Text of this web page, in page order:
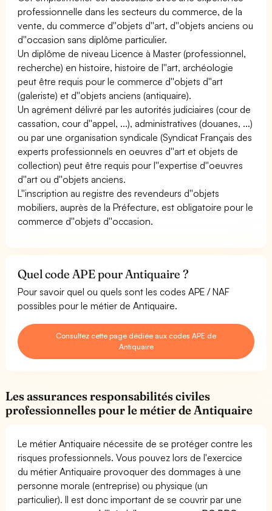
professionnelle dans les secteurs du commerce, de la
vente, du commerce d''objets d''art, d''objets anciens ou
d''occasion sans diplôme particulier.
Un diplôme de niveau Licence à Master (professionnel,
recherche) en histoire, histoire de l''art, archéologie
peut être requis pour le commerce d''objets d''art
(galeriste) et d''objets anciens (antiquaire).
Un agrément délivré par les autorités judiciaires (cour de
cassation, cour d''appel, ...), administratives (douanes, ...)
ou par une organisation syndicale (Syndicat Français des
experts professionnels en oeuvres d''art et objets de
collection) peut être requis pour l''expertise d''oeuvres
d''art ou d''objets anciens.
L''inscription au registre des revendeurs d''objets
mobiliers, auprès de la Préfecture, est obligatoire pour le
commerce d''objets d''occasion.
Quel code APE pour Antiquaire ?
Pour savoir quel ou quels sont les codes APE / NAF
possibles pour le métier de Antiquaire.
Consultez cette page dédiée aux codes APE de
Antiquaire
Les assurances responsabilités civiles
professionnelles pour le métier de Antiquaire
Le métier Antiquaire nécessite de se protéger contre les
risques professionnels. Vous pouvez lors de l'exercice
du métier Antiquaire provoquer des dommages à une
personne morale (entreprise) ou physique (un
particulier). Il est donc important de se couvrir par une